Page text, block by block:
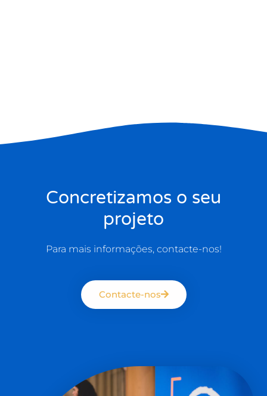
Concretizamos o seu
projeto
Para mais informações, contacte-nos!
Contacte-nos